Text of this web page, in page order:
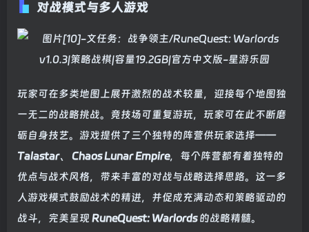
对战模式与多人游戏
玩家可在多类地图上展开激烈的战术较量，迎接每个地图独
一无二的战略挑战。竞技场可重复游玩，玩家可在此不断磨
砺自身技艺。游戏提供了三个独特的阵营供玩家选择——
Talastar、 ChaosLunar Empire，每个阵营都有着独特的
优点与战术风格，带来丰富的对战与战略选择思路。这一多
人游戏模式鼓励战术的精进，并促成充满动态和策略驱动的
战斗，完美呈现 RuneQuest: Warlords的战略精髓。